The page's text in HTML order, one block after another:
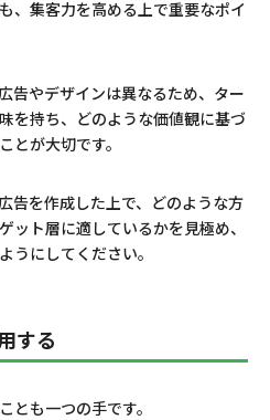
、集客力を高める上で重要なポイ
告やデザインは異なるため、ター
を持ち、どのような価値観に基づ
とが大切です。
告を作成した上で、どのような方
ット層に適しているかを見極め、
うにしてください。
する
とも一つの手です。